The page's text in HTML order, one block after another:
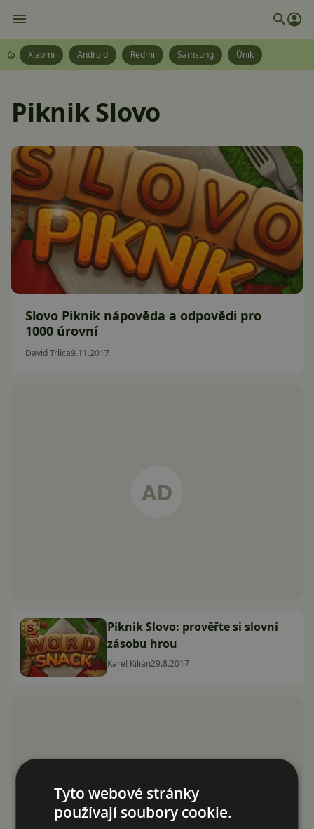
Xiaomi Android Redmi Samsung Únik
Piknik Slovo
Slovo Piknik nápověda a odpovědi pro
1000 úrovní
David Trlica9.11.2017
Piknik Slovo: prověřte si slovní
zásobu hrou
Karel Kilián29.8.2017
Tyto webové stránky
používají soubory cookie.